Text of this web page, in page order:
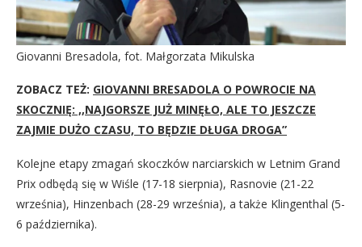
Giovanni Bresadola, fot. Małgorzata Mikulska
ZOBACZ TEŻ: GIOVANNI BRESADOLA O POWROCIE NA
SKOCZNIĘ: ,,NAJGORSZE JUŻ MINĘŁO, ALE TO JESZCZE
ZAJMIE DUŻO CZASU, TO BĘDZIE DŁUGA DROGA”
Kolejne etapy zmagań skoczków narciarskich w Letnim Grand
Prix odbędą się w Wiśle (17-18 sierpnia), Rasnovie (21-22
września), Hinzenbach (28-29 września), a także Klingenthal (5-
6 października).